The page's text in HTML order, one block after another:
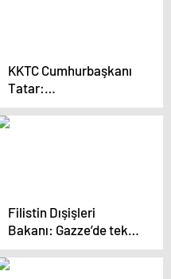
KKTC Cumhurbaşkanı
Tatar:
Egemenliğimizden
vazgeçmeyeceğiz
Filistin Dışişleri
Bakanı: Gazze’de tek
yetkili ve meşru
yönetim Filistin